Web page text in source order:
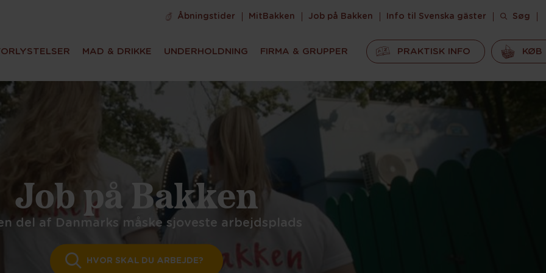
Åbningstider MitBakken Job på Bakken Info til Svenska gäster Søg
MAD & DRIKKE UNDERHOLDNING FIRMA & GRUPPER PRAKTISK INFO KØB
Job på Bakken
del af Danmarks måske sjoveste arbejdsplads
HVOR SKAL DU ARBEJDE?